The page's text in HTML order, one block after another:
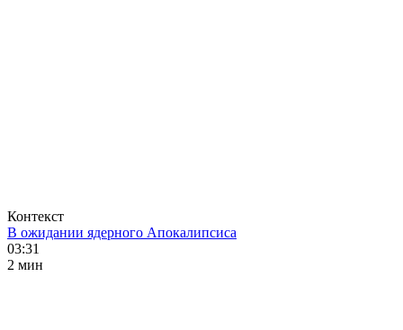
Контекст
В ожидании ядерного Апокалипсиса
03:31
2 мин